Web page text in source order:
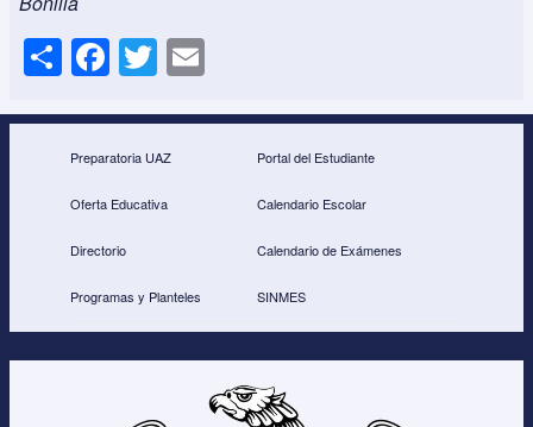
S
h
ar
e
F
a
c
e
b
o
k
T
wi
tt
er
ail
Preparatoria UAZ
Oferta Educativa
Directorio
Programas y Planteles
Portal del Estudiante
Calendario Escolar
Calendario de Exámenes
SINMES